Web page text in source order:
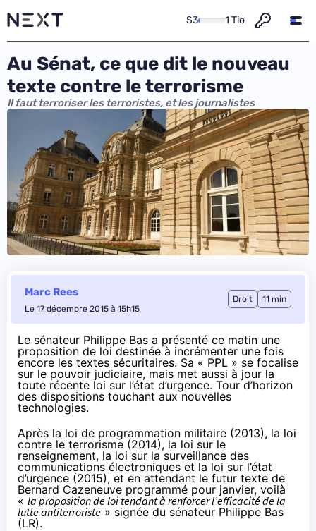
S3 1 Tio
Au Sénat, ce que dit le nouveau
texte contre le terrorisme
Il faut terroriser les terroristes, et les journalistes
Marc Rees
Le 17 décembre 2015 à 15h15
Droit 11 min
Le sénateur Philippe Bas a présenté ce matin une
proposition de loidestinée à incrémenter une fois
encore les textes sécuritaires. Sa « PPL » se focalise
sur le pouvoir judiciaire, mais met aussi à jour la
toute récente loi sur l’état d’urgence. Tour d’horizon
des dispositions touchant aux nouvelles
technologies.
Après la loi de programmation militaire (2013), la loi
contre le terrorisme (2014), la loi sur le
renseignement, la loi sur la surveillance des
communications électroniques et la loi sur l’état
d’urgence (2015), et en attendant le futur texte de
Bernard Cazeneuve programmé pour janvier, voilà
« la proposition de loi tendant à renforcer l’efficacité de la
lutte antiterroriste » signée du sénateur Philippe Bas
(LR).